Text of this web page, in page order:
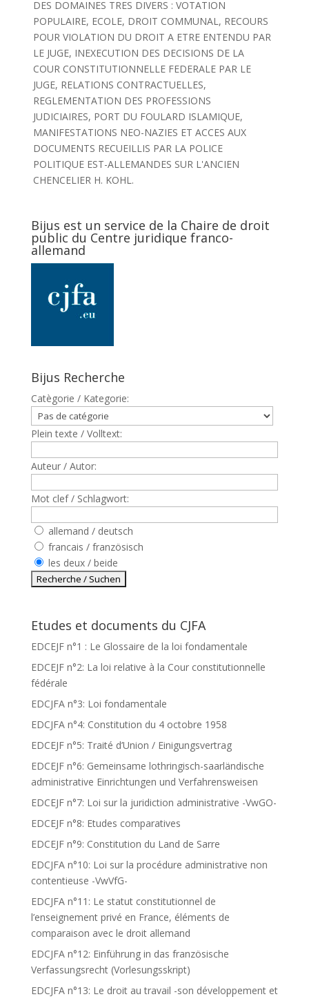
DES DOMAINES TRES DIVERS : VOTATION
POPULAIRE, ECOLE, DROIT COMMUNAL, RECOURS
POUR VIOLATION DU DROIT A ETRE ENTENDU PAR
LE JUGE, INEXECUTION DES DECISIONS DE LA
COUR CONSTITUTIONNELLE FEDERALE PAR LE
JUGE, RELATIONS CONTRACTUELLES,
REGLEMENTATION DES PROFESSIONS
JUDICIAIRES, PORT DU FOULARD ISLAMIQUE,
MANIFESTATIONS NEO-NAZIES ET ACCES AUX
DOCUMENTS RECUEILLIS PAR LA POLICE
POLITIQUE EST-ALLEMANDES SUR L'ANCIEN
CHENCELIER H. KOHL.
Bijus est un service de la Chaire de droit
public du Centre juridique franco-
allemand
Bijus Recherche
Catègorie / Kategorie:
Plein texte / Volltext:
Auteur / Autor:
Mot clef / Schlagwort:
allemand / deutsch
francais / französisch
les deux / beide
Etudes et documents du CJFA
EDCEJF n°1 : Le Glossaire de la loi fondamentale
EDCEJF n°2: La loi relative à la Cour constitutionnelle
fédérale
EDCJFA n°3: Loi fondamentale
EDCJFA n°4: Constitution du 4 octobre 1958
EDCEJF n°5: Traité d’Union / Einigungsvertrag
EDCEJF n°6: Gemeinsame lothringisch-saarländische
administrative Einrichtungen und Verfahrensweisen
EDCEJF n°7: Loi sur la juridiction administrative -VwGO-
EDCEJF n°8: Etudes comparatives
EDCEJF n°9: Constitution du Land de Sarre
EDCJFA n°10: Loi sur la procédure administrative non
contentieuse -VwVfG-
EDCJFA n°11: Le statut constitutionnel de
l’enseignement privé en France, éléments de
comparaison avec le droit allemand
EDCJFA n°12: Einführung in das französische
Verfassungsrecht (Vorlesungsskript)
EDCJFA n°13: Le droit au travail -son développement et